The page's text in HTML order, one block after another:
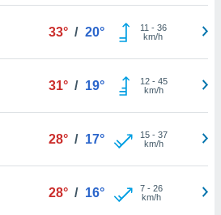
33° / 20° 11 - 36
km/h
31° / 19° 12- 45
km/h
28° / 17° 15- 37
km/h
28° / 16° 7- 26
km/h